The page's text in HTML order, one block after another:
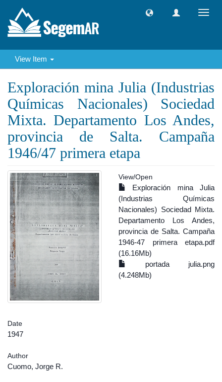
View Item
Exploración mina Julia (Industrias
Químicas Nacionales) Sociedad
Mixta. Departamento Los Andes,
provincia de Salta. Campaña
1946/47 primera etapa
View/Open
Exploración mina Julia
(Industrias Químicas
Nacionales) Sociedad Mixta.
Departamento Los Andes,
provincia de Salta. Campaña
1946-47 primera etapa.pdf
(16.16Mb)
portada julia.png
(4.248Mb)
Date
1947
Author
Cuomo, Jorge R.